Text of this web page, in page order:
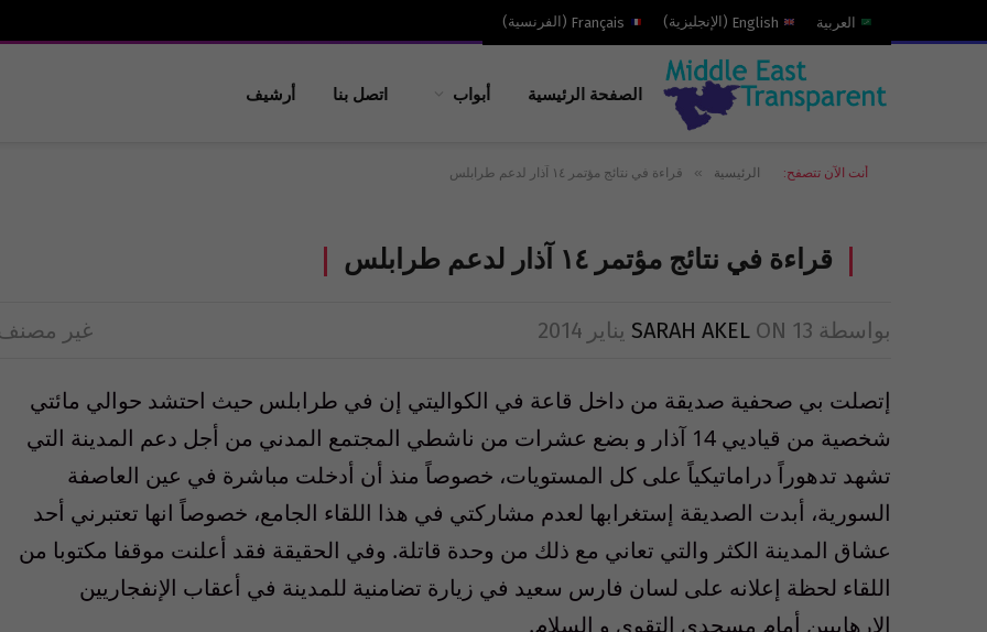
العربية English
( الإنجليزية)
Français
( الفرنسية)
الصفحة الرئيسية أبواب اتصل بنا أرشيف
أنت الآن تتصفح: الرئيسية » قراءة في نتائج مؤتمر ١٤ آذار لدعم طرابلس
قراءة في نتائج مؤتمر ١٤ آذار لدعم طرابلس
بواسطة SARAH AKEL ON 13 يناير 2014 غير
إتصلت بي صحفية صديقة من داخل قاعة في الكواليتي إن في طرابلس حيث احتشد حوالي مائتي
شخصية من قياديي 14 آذار و بضع عشرات من ناشطي المجتمع المدني من أجل دعم المدينة التي
تشهد تدهوراً دراماتيكياً على كل المستويات، خصوصاً منذ أن أدخلت مباشرة في عين العاصفة
السورية، أبدت الصديقة إستغرابها لعدم مشاركتي في هذا اللقاء الجامع، خصوصاً انها تعتبرني أحد
عشاق المدينة الكثر والتي تعاني مع ذلك من وحدة قاتلة. وفي الحقيقة فقد أعلنت موقفا مكتوبا من
اللقاء لحظة إعلانه على لسان فارس سعيد في زيارة تضامنية للمدينة في أعقاب الإنفجاريين
الإرهابيين أمام مسجدي التقوى و السلام.